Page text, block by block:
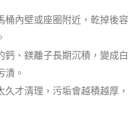
桶內壁或座圈附近，乾掉後容
鈣、鎂離子長期沉積，變成白
漬。
久才清理，污垢會越積越厚，